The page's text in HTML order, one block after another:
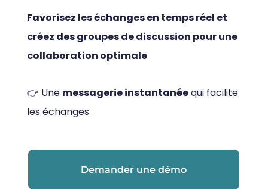
Favorisez les échanges en temps réel et
créez des groupes de discussion pour une
collaboration optimale
👉 Une messagerie instantanéequi facilite
les échanges
Demander une démo